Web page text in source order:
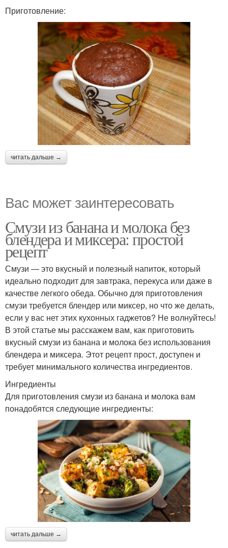
Приготовление:
читать дальше →
Вас может заинтересовать
Смузи из банана и молока без
блендера и миксера: простой
рецепт
Смузи — это вкусный и полезный напиток, который
идеально подходит для завтрака, перекуса или даже в
качестве легкого обеда. Обычно для приготовления
смузи требуется блендер или миксер, но что же делать,
если у вас нет этих кухонных гаджетов? Не волнуйтесь!
В этой статье мы расскажем вам, как приготовить
вкусный смузи из банана и молока без использования
блендера и миксера. Этот рецепт прост, доступен и
требует минимального количества ингредиентов.
Ингредиенты
Для приготовления смузи из банана и молока вам
понадобятся следующие ингредиенты:
читать дальше →